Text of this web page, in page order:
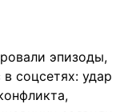
эпизоды,
соцсетях: удар